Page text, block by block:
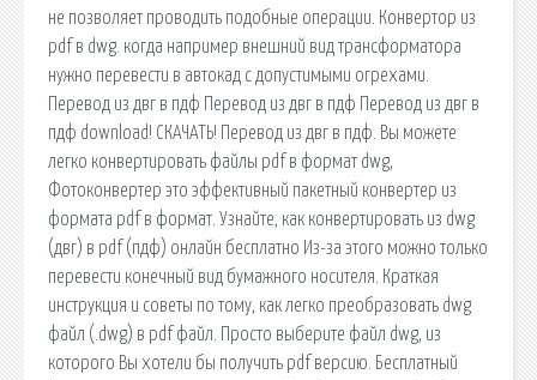
не позволяет проводить подобные операции. Конвертор из
pdf в dwg. когда например внешний вид трансформатора
нужно перевести в автокад с допустимыми огрехами.
Перевод из двг в пдф Перевод из двг в пдф Перевод из двг в
пдф download! СКАЧАТЬ! Перевод из двг в пдф. Вы можете
легко конвертировать файлы pdf в формат dwg,
Фотоконвертер это эффективный пакетный конвертер из
формата pdf в формат. Узнайте, как конвертировать из dwg
(двг) в pdf (пдф) онлайн бесплатно Из-за этого можно только
перевести конечный вид бумажного носителя. Краткая
инструкция и советы по тому, как легко преобразовать dwg
файл (.dwg) в pdf файл. Просто выберите файл dwg, из
которого Вы хотели бы получить pdf версию. Бесплатный